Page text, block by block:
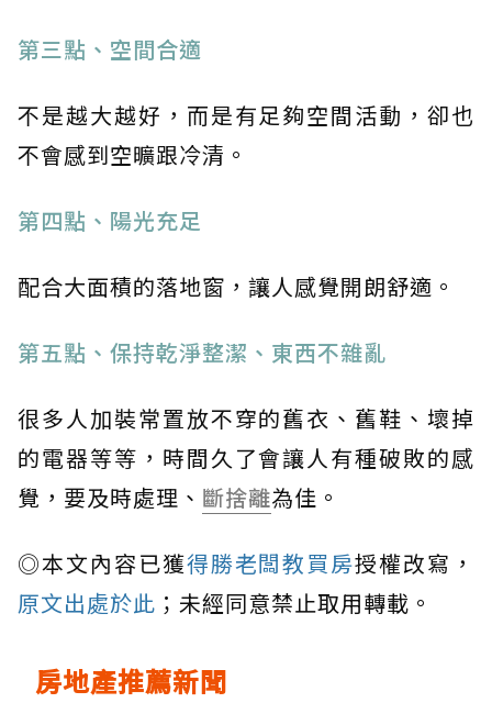
第三點、空間合適
不是越大越好，而是有足夠空間活動，卻也
不會感到空曠跟冷清。
第四點、陽光充足
配合大面積的落地窗，讓人感覺開朗舒適。
第五點、保持乾淨整潔、東西不雜亂
很多人加裝常置放不穿的舊衣、舊鞋、壞掉
的電器等等，時間久了會讓人有種破敗的感
覺，要及時處理、 斷捨離為佳。
◎本文內容已獲得勝老闆教買房授權改寫，
原文出處於此 ；未經同意禁止取用轉載。
房地產推薦新聞